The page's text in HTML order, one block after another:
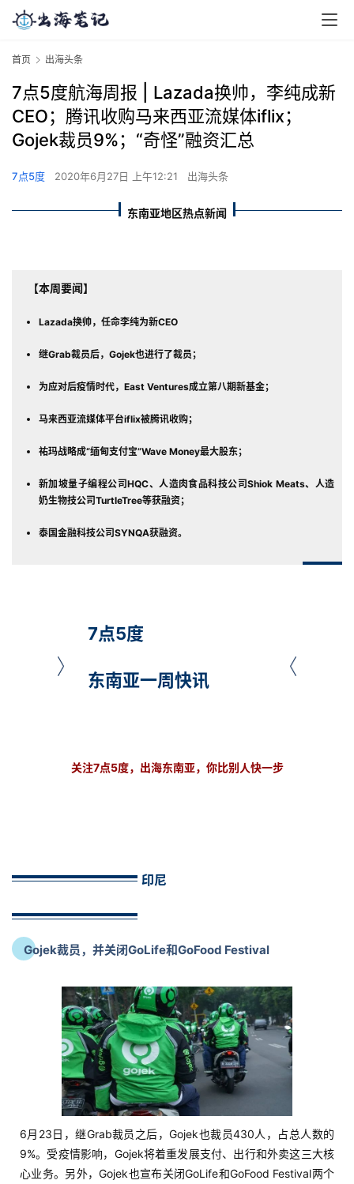
首页 出海头条
7点5度航海周报 | Lazada换帅，李纯成新
CEO；腾讯收购马来西亚流媒体iflix；
Gojek裁员9%；“奇怪”融资汇总
7点5度 2020年6月27日 上午12:21 出海头条
东南亚地区热点新闻
【本周要闻】
Lazada换帅，任命李纯为新CEO
继Grab裁员后，Gojek也进行了裁员；
为应对后疫情时代，East Ventures成立第八期新基金；
马来西亚流媒体平台iflix被腾讯收购；
祐玛战略成“缅甸支付宝”Wave Money最大股东；
新加坡量子编程公司HQC、人造肉食品科技公司Shiok Meats、人造
奶生物技公司TurtleTree等获融资；
泰国金融科技公司SYNQA获融资。
7点5度
东南亚一周快讯
关注7点5度，出海东南亚，你比别人快一步
印尼
Gojek裁员，并关闭GoLife和GoFood Festival
6月23日，继Grab裁员之后，Gojek也裁员430人，占总人数的
9%。受疫情影响，Gojek将着重发展支付、出行和外卖这三大核
心业务。另外，Gojek也宣布关闭GoLife和GoFood Festival两个